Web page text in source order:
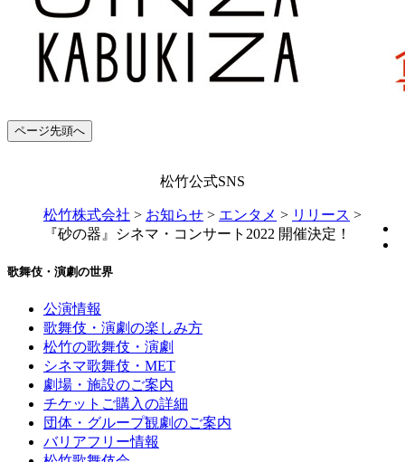
ページ先頭へ
松竹公式SNS
松竹株式会社 > お知らせ > エンタメ > リリース >
『砂の器』シネマ・コンサート2022 開催決定！
歌舞伎・演劇の世界
公演情報
歌舞伎・演劇の楽しみ方
松竹の歌舞伎・演劇
シネマ歌舞伎・MET
劇場・施設のご案内
チケットご購入の詳細
団体・グループ観劇のご案内
バリアフリー情報